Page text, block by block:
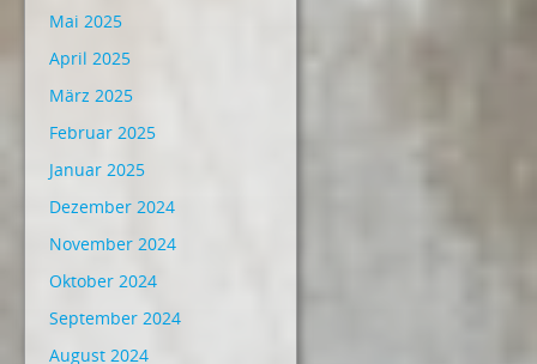
Mai 2025
April 2025
März 2025
Februar 2025
Januar 2025
Dezember 2024
November 2024
Oktober 2024
September 2024
August 2024